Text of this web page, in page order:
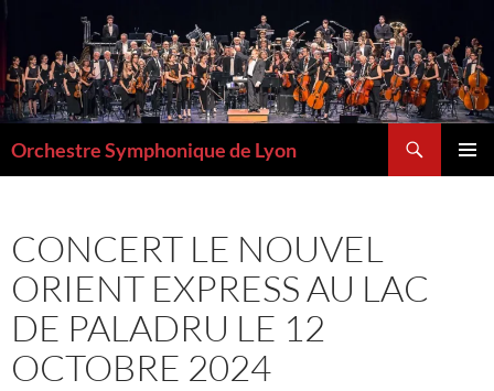
contenu
Orchestre Symphonique de Lyon
CONCERT LE NOUVEL
ORIENT EXPRESS AU LAC
DE PALADRU LE 12
OCTOBRE 2024